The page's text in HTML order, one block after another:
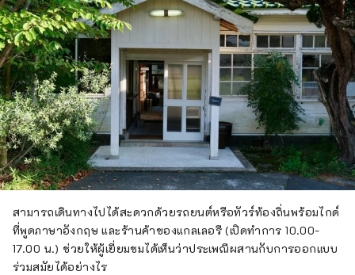
สามารถเดินทางไปได้สะดวกด้วยรถยนต์หรือทัวร์ท้องถิ่นพร้อมไกด์
ที่พูดภาษาอังกฤษ และร้านค้าของแกลเลอรี (เปิดทำการ 10.00-
17.00 น.) ช่วยให้ผู้เยี่ยมชมได้เห็นว่าประเพณีผสานกับการออกแบบ
ร่วมสมัยได้อย่างไร